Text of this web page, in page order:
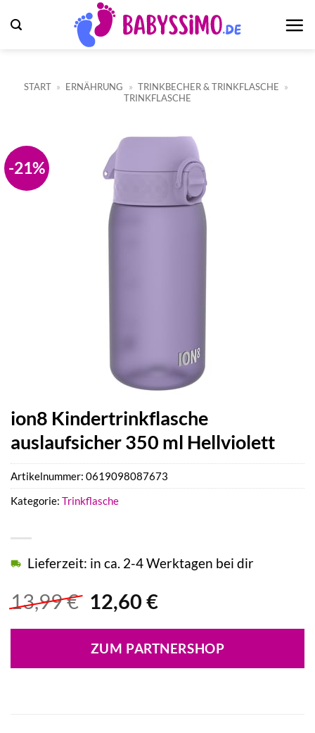
Inhalt
START » ERNÄHRUNG » TRINKBECHER & TRINKFLASCHE »
TRINKFLASCHE
-21%
ion8 Kindertrinkflasche
auslaufsicher 350 ml Hellviolett
13,99€ Ursprünglicher
war:
13,99 €
12,60 €Aktueller
ist:
12,60 €.
Lieferzeit: in ca. 2-4 Werktagen bei dir
ZUM PARTNERSHOP
Artikelnummer: 0619098087673
Kategorie: Trinkflasche